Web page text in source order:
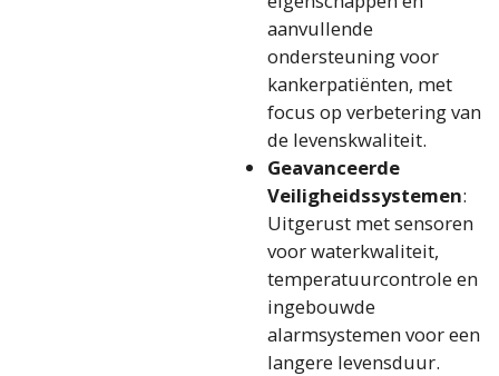
aanvullende
ondersteuning voor
kankerpatiënten, met
focus op verbetering van
de levenskwaliteit.
Geavanceerde
Veiligheidssystemen:
Uitgerust met sensoren
voor waterkwaliteit,
temperatuurcontrole en
ingebouwde
alarmsystemen voor een
langere levensduur.